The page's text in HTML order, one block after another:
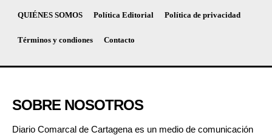
QUIÉNES SOMOS Política Editorial Política de privacidad
Términos y condiones Contacto
SOBRE NOSOTROS
Diario Comarcal de Cartagena es un medio de comunicación